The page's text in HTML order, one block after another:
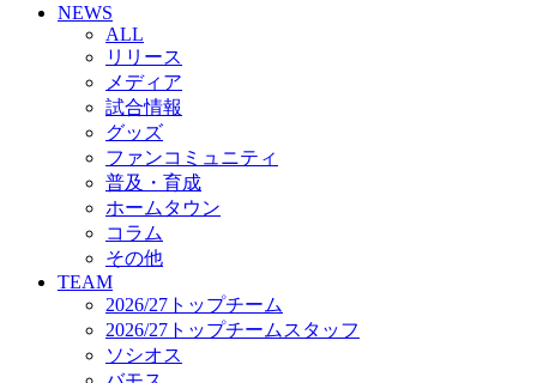
ボランティアチーム「volundeer」
ビクトリーロード
HOMEGAME
観戦ルール＆マナー
ホームゲーム運営管理規定
Jリーグ運営管理規定
写真・動画使用ガイドライン
ロートフィールド奈良
SCHEDULE
2026/27
練習見学時のファンサービスについて
TICKET
奈良クラブ明治安田J3リーグ2026/27シーズン試
合観戦チケット
奈良クラブ明治安田Ｊ3リーグ 2026/27シーズン
「鹿パス」
NEWS
ALL
リリース
メディア
試合情報
グッズ
ファンコミュニティ
普及・育成
ホームタウン
コラム
その他
TEAM
2026/27トップチーム
2026/27トップチームスタッフ
ソシオス